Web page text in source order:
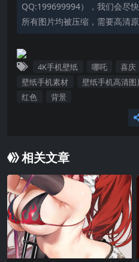
QQ:199699994），我们会尽
所有图片均被压缩，需要高清原
4K手机壁纸 哪吒 喜庆
壁纸手机素材
壁纸手机高清图
红色
背景
相关文章